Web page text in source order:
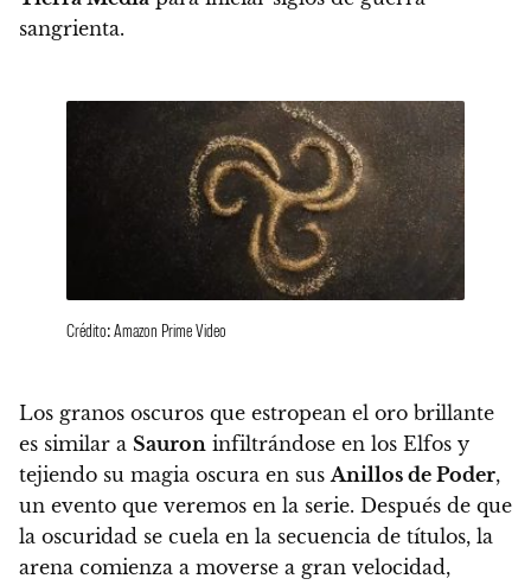
sangrienta.
Crédito: Amazon Prime Video
Los granos oscuros que estropean el oro brillante
es similar a Sauron infiltrándose en los Elfos y
tejiendo su magia oscura en susAnillos de Poder,
un evento que veremos en la serie. Después de que
la oscuridad se cuela en la secuencia de títulos, la
arena comienza a moverse a gran velocidad,